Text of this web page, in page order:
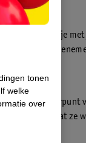
waarmee je
direct kan
inleveren zodat ze
tonen
welke
over